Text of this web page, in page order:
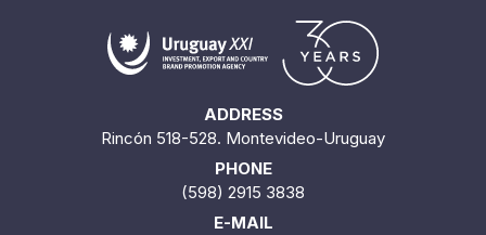
ADDRESS
Rincón 518-528. Montevideo-Uruguay
PHONE
(598) 2915 3838
E-MAIL